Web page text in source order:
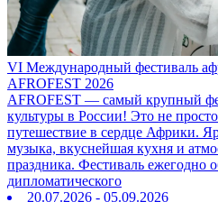
VI Международный фестиваль
AFROFEST 2026
AFROFEST — самый крупный
культуры в России! Это не
путешествие в сердце Африки.
музыка, вкуснейшая кухня и
праздника. Фестиваль ежегодно
дипломатического
20.07.2026 - 05.09.2026